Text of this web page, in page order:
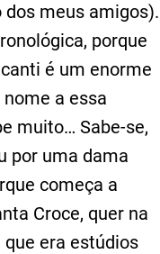
dos meus amigos).
porque
é um enorme
a essa
muito… Sabe-se,
por uma dama
começa a
Croce, quer na
era estúdios